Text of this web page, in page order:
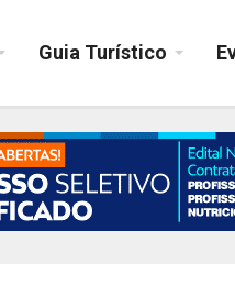
Guia Turístico